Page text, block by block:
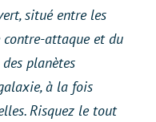
situé entre les
contre-attaque et du
planètes
à la fois
Risquez le tout